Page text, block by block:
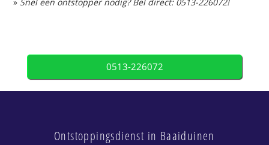
» Snel een ontstopper nodig? Bel direct: 0513-226072!
0513-226072
Ontstoppingsdienst in Baaiduinen